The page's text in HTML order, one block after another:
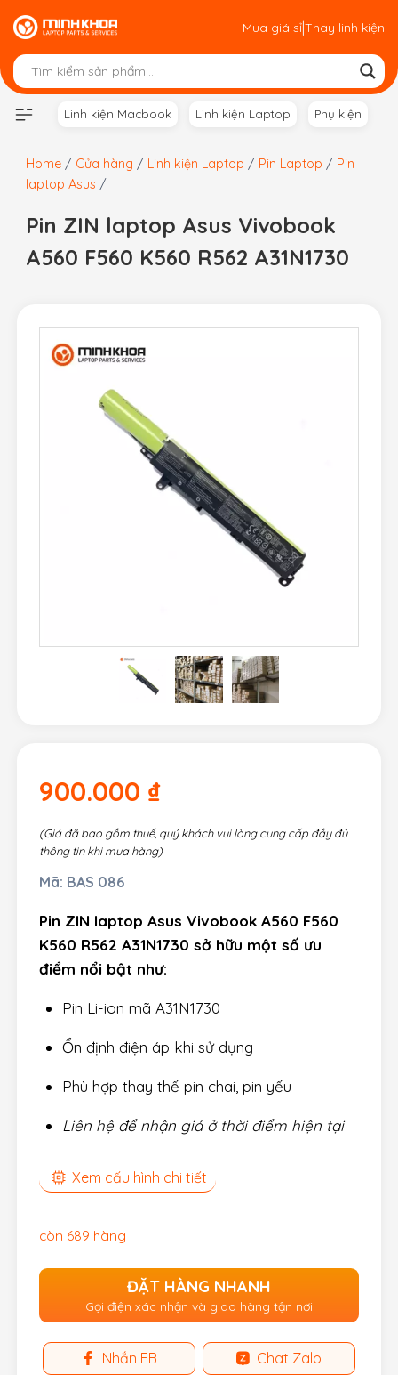
Skip
to
content
Mua giá sỉ|Thay linh kiện
Linh kiện Macbook Linh kiện Laptop Phụ kiện
Home / Cửa hàng / Linh kiện Laptop / Pin Laptop / Pin
laptop Asus /
Pin ZIN laptop Asus Vivobook
A560 F560 K560 R562 A31N1730
900.000 ₫
(Giá đã bao gồm thuế, quý khách vui lòng cung cấp đầy đủ
thông tin khi mua hàng)
Mã: BAS 086
Pin ZIN laptop Asus Vivobook A560 F560
K560 R562 A31N1730 sở hữu một số ưu
điểm nổi bật như:
Pin Li-ion mã A31N1730
Ổn định điện áp khi sử dụng
Phù hợp thay thế pin chai, pin yếu
Liên hệ để nhận giá ở thời điểm hiện tại
Xem cấu hình chi tiết
còn 689 hàng
ĐẶT HÀNG NHANH
Gọi điện xác nhận và giao hàng tận nơi
Nhắn FB Chat Zalo